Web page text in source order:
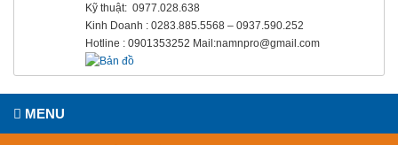
Kỹ thuật: 0977.028.638
Kinh Doanh : 0283.885.5568 – 0937.590.252
Hotline : 0901353252 Mail:namnpro@gmail.com
MENU